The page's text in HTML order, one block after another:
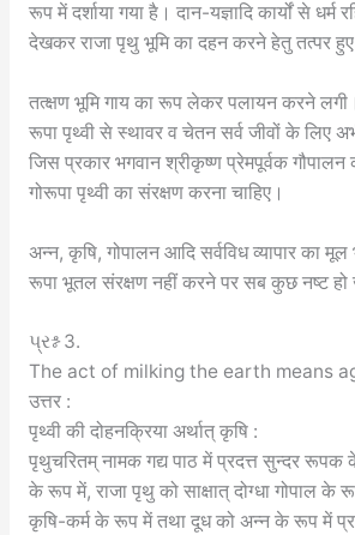
रूप में दर्शाया गया है। दान-यज्ञादि कार्यों से धर्म
देखकर राजा पृथु भूमि का दहन करने हेतु तत्पर
तत्क्षण भूमि गाय का रूप लेकर पलायन करने
रूपा पृथ्वी से स्थावर व चेतन सर्व जीवों के लिए
जिस प्रकार भगवान श्रीकृष्ण प्रेमपूर्वक
गोरूपा पृथ्वी का संरक्षण करना चाहिए।
अन्न, कृषि, गोपालन आदि सर्वविध व्यापार का
रूपा भूतल संरक्षण नहीं करने पर सब कुछ नष्ट हो
પ્રશ્ન 3.
The act of milking the earth means
उत्तर :
पृथ्वी की दोहनक्रिया अर्थात् कृषि :
पृथुचरितम् नामक गद्य पाठ में प्रदत्त सुन्दर रूपक
के रूप में, राजा पृथु को साक्षात् दोग्धा गोपाल के
कृषि-कर्म के रूप में तथा दूध को अन्न के रूप में